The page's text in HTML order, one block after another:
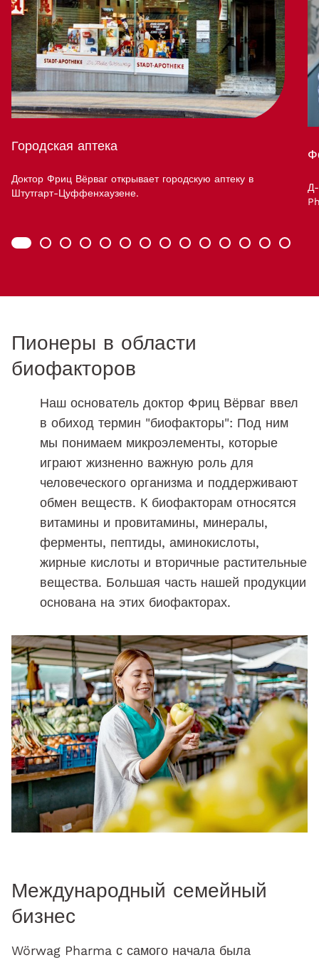
Городская аптека
Доктор Фриц Вёрваг открывает городскую аптеку в
Штутгарт-Цуффенхаузене.
Пионеры в области
биофакторов
Наш основатель доктор Фриц Вёрваг ввел
в обиход термин "биофакторы": Под ним
мы понимаем микроэлементы, которые
играют жизненно важную роль для
человеческого организма и поддерживают
обмен веществ. К биофакторам относятся
витамины и провитамины, минералы,
ферменты, пептиды, аминокислоты,
жирные кислоты и вторичные растительные
вещества. Большая часть нашей продукции
основана на этих биофакторах.
Международный семейный
бизнес
Wörwag Pharma с самого начала была